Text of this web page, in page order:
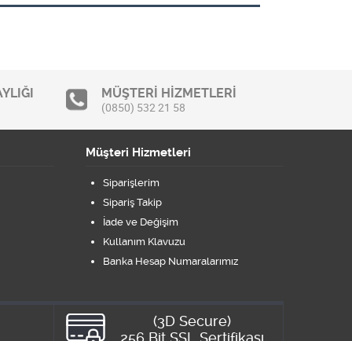
MÜŞTERİ HİZMETLERİ
(0850) 532 21 58
Müşteri Hizmetleri
Siparişlerim
Sipariş Takip
İade ve Değişim
Kullanım Klavuzu
Banka Hesap Numaralarımız
(3D Secure)
256 Bit SSL Sertifikası